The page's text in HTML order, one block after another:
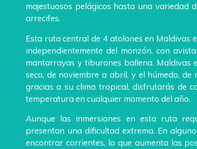
majestuosos pelágicos hasta una variedad
arrecifes.
Esta ruta central de 4 atolones en Maldivas
independientemente del monzón, con
mantarrayas y tiburones ballena. Maldivas
seco, de noviembre a abril, y el húmedo, de
gracias a su clima tropical, disfrutarás de
temperatura en cualquier momento del año.
Aunque las inmersiones en esta ruta
presentan una dificultad extrema. En
encontrar corrientes, lo que aumenta las